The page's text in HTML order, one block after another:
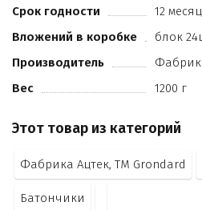
жир кондитерский
натуральном и
пальмоядровое)
Е322)
какао-порошок
Е476)
ароматизатор «Ванилин»)
начинка гранатовая (сироп
Срок годности
12
Вложений в коробке
блок
Производитель
Вес
1200 г
Этот товар из категорий
Фабрика Ацтек, ТМ Grondard
Батончики